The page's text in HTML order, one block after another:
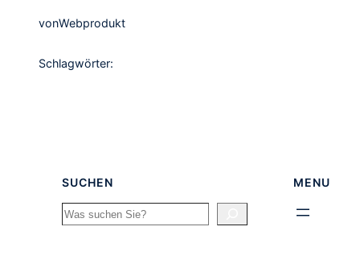
vonWebprodukt
Schlagwörter:
SUCHEN
Search
MENU